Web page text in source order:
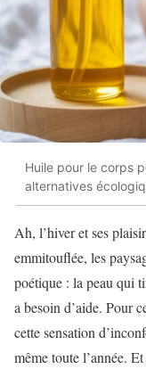
Huile pour le corps
alternatives
Ah, l’hiver et ses
emmitouflée, les
poétique : la peau qui
a besoin d’aide. Pour
cette sensation
même toute l’année.